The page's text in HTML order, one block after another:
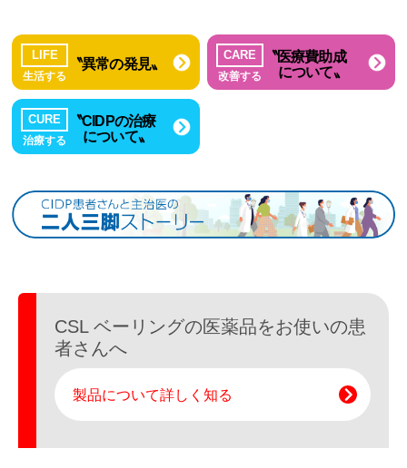
LIFE
生活する
〝異常の発見〟 CARE
改善する
〝医療費助成
について〟
CURE
治療する
〝CIDPの治療
について〟
CSL ベーリングの医薬品をお使いの患
者さんへ
製品について詳しく知る